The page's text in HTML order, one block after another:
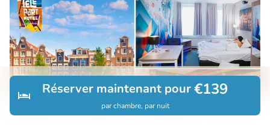
Rechercher Réservations
Réserver maintenant pour€139
par chambre, par nuit